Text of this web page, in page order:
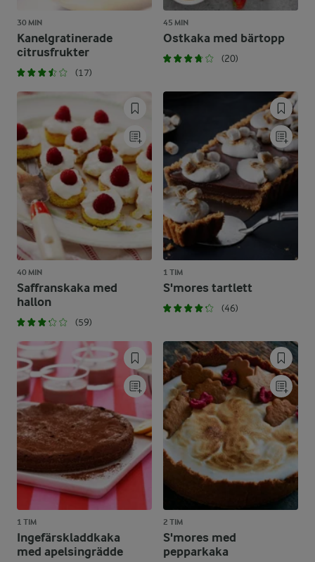
30 MIN
Kanelgratinerade
citrusfrukter
(17)
45 MIN
Ostkaka med bärtopp
(20)
40 MIN
Saffranskaka med
hallon
(59)
1 TIM
S'mores tartlett
(46)
1 TIM
Ingefärskladdkaka
med apelsingrädde
2 TIM
S'mores med
pepparkaka